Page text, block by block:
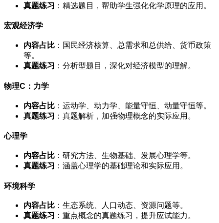
真题练习 ：精选题目，帮助学生强化化学原理的应用。
宏观经济学
内容占比 ：国民经济核算、总需求和总供给、货币政策
等。
真题练习 ：分析型题目，深化对经济模型的理解。
物理C：力学
内容占比 ：运动学、动力学、能量守恒、动量守恒等。
真题练习 ：真题解析，加强物理概念的实际应用。
心理学
内容占比 ：研究方法、生物基础、发展心理学等。
真题练习 ：涵盖心理学的基础理论和实际应用。
环境科学
内容占比 ：生态系统、人口动态、资源问题等。
真题练习 ：重点概念的真题练习，提升应试能力。